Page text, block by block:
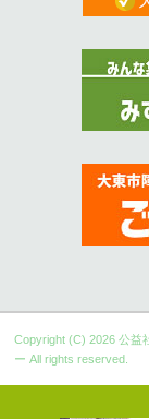
Copyright (C) 2026公益
ー All rights reserved.